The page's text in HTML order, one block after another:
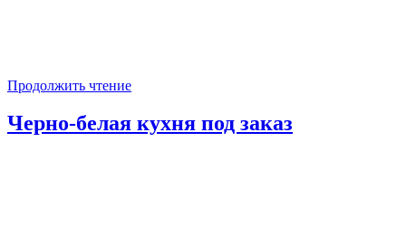
Продолжить чтение
Черно-белая кухня под заказ